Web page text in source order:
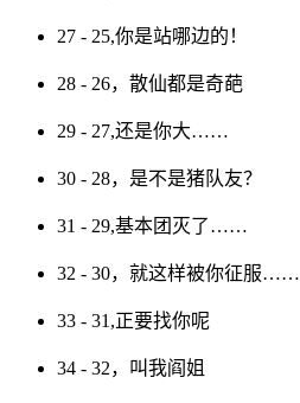
27 - 25,你是站哪边的！
28 - 26，散仙都是奇葩
29 - 27,还是你大……
30 - 28，是不是猪队友？
31 - 29,基本团灭了……
32 - 30，就这样被你征服……
33 - 31,正要找你呢
34 - 32，叫我阎姐